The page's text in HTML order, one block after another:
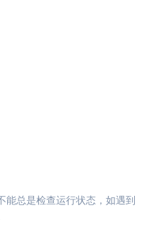
能总是检查运行状态，如遇到